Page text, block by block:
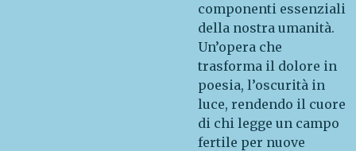
componenti essenziali
della nostra umanità.
Un’opera che
trasforma il dolore in
poesia, l’oscurità in
luce, rendendo il cuore
di chi legge un campo
fertile per nuove